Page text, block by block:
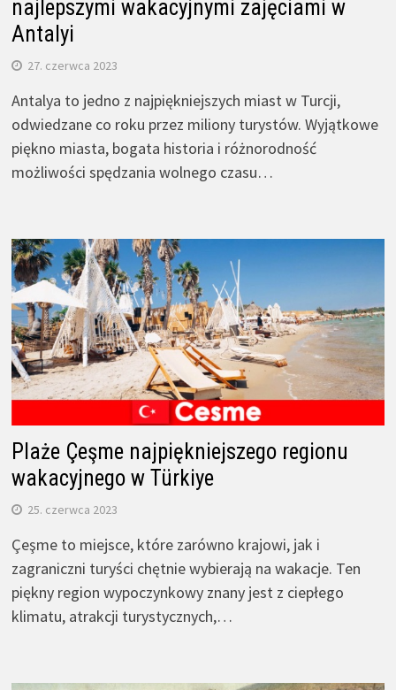
najlepszymi wakacyjnymi zajęciami w
Antalyi
27. czerwca 2023
Antalya to jedno z najpiękniejszych miast w Turcji,
odwiedzane co roku przez miliony turystów. Wyjątkowe
piękno miasta, bogata historia i różnorodność
możliwości spędzania wolnego czasu…
Plaże Çeşme najpiękniejszego regionu
wakacyjnego w Türkiye
25. czerwca 2023
Çeşme to miejsce, które zarówno krajowi, jak i
zagraniczni turyści chętnie wybierają na wakacje. Ten
piękny region wypoczynkowy znany jest z ciepłego
klimatu, atrakcji turystycznych,…